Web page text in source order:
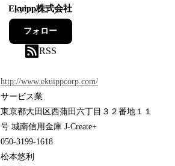
Ekuipp株式会社
13フォロワー
フォロー
RSS
http://www.ekuippcorp.com/
サービス業
東京都大田区西蒲田六丁目３２番地１１
号 城南信用金庫 J-Create+
050-3199-1618
松本悠利